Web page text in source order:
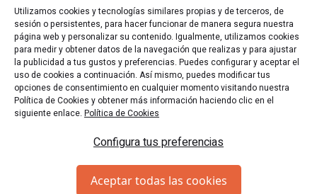
Escape Rooms Halloween
Escape Rooms San Valentín
Estudio de Mercado Escape Rooms 2021
Qué es un Escape Room
Qué es un Hall Escape
Escape Rooms en España
Copyright © 2020-2026 EscapeUp | Todos los derechos
reservados.
Utilizamos cookies y tecnologías similares propias y de terceros, de
sesión o persistentes, para hacer funcionar de manera segura nuestra
página web y personalizar su contenido. Igualmente, utilizamos cookies
para medir y obtener datos de la navegación que realizas y para ajustar
la publicidad a tus gustos y preferencias. Puedes configurar y aceptar el
uso de cookies a continuación. Así mismo, puedes modificar tus
opciones de consentimiento en cualquier momento visitando nuestra
Política de Cookies y obtener más información haciendo clic en el
siguiente enlace. Política de Cookies
Configura tus preferencias
Aceptar todas las cookies